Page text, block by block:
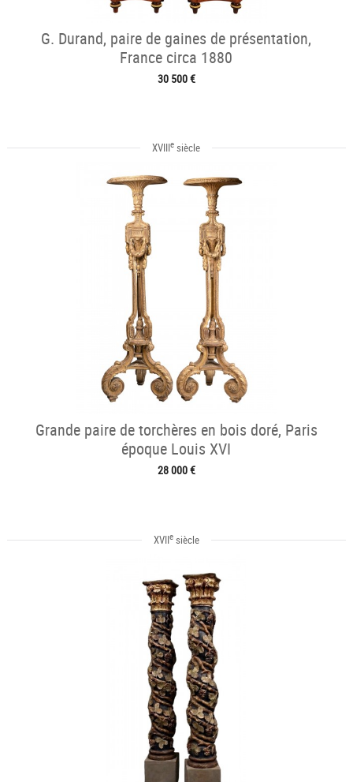
G. Durand, paire de gaines de présentation,
France circa 1880
30 500 €
XVIIIe siècle
Grande paire de torchères en bois doré, Paris
époque Louis XVI
28 000 €
XVIIesiècle